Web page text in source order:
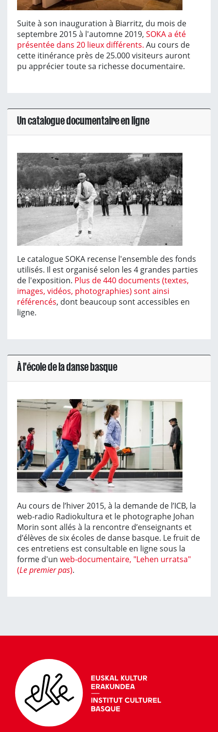
Suite à son inauguration à Biarritz, du mois de
septembre 2015 à l'automne 2019, SOKA a été
présentée dans 20 lieux différents. Au cours de
cette itinérance près de 25.000 visiteurs auront
pu apprécier toute sa richesse documentaire.
Un catalogue documentaire en ligne
Le catalogue SOKA recense l'ensemble des fonds
utilisés. Il est organisé selon les 4 grandes parties
de l'exposition. Plus de 440 documents (textes,
images, vidéos, photographies) sont ainsi
référencés, dont beaucoup sont accessibles en
ligne.
À l'école de la danse basque
Au cours de l’hiver 2015, à la demande de l’ICB, la
web-radio Radiokultura et le photographe Johan
Morin sont allés à la rencontre d’enseignants et
d’élèves de six écoles de danse basque. Le fruit de
ces entretiens est consultable en ligne sous la
forme d'un web-documentaire, "Lehen urratsa"
(Le premier pas).